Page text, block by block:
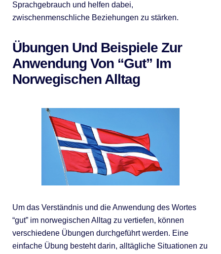
Sprachgebrauch und helfen dabei,
zwischenmenschliche Beziehungen zu stärken.
Übungen Und Beispiele Zur
Anwendung Von “gut” Im
Norwegischen Alltag
Um das Verständnis und die Anwendung des Wortes
“gut” im norwegischen Alltag zu vertiefen, können
verschiedene Übungen durchgeführt werden. Eine
einfache Übung besteht darin, alltägliche Situationen zu